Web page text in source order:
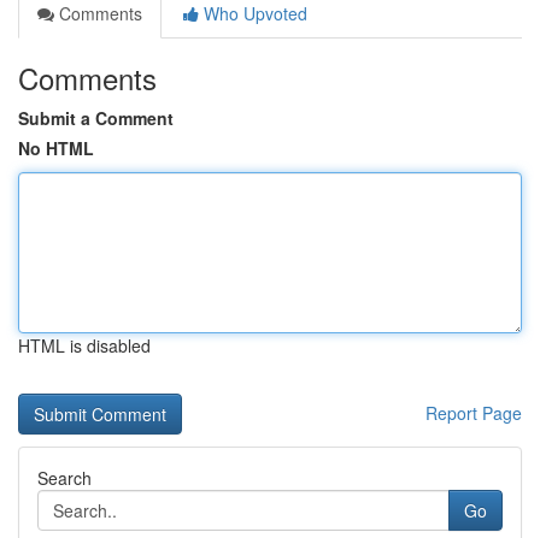
Comments
Who Upvoted
Comments
Submit a Comment
No HTML
HTML is disabled
Report Page
Search
Go